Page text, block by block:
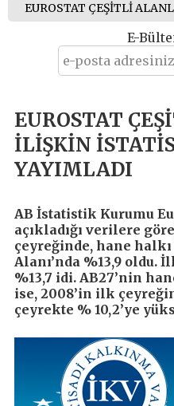
E-
EUROSTAT
İLİŞKİN
YAYIMLADI
AB İstatistik Kurumu
açıkladığı verilere
çeyreğinde, hane
Alanı’nda %13,9 oldu.
%13,7 idi. AB27’nin
ise, 2008’in ilk
çeyrekte % 10,2’ye